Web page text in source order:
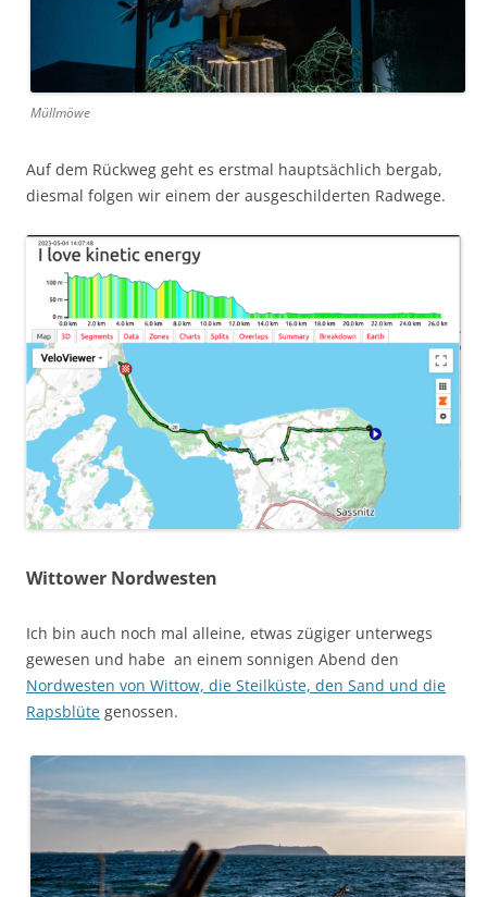
Müllmöwe
Auf dem Rückweg geht es erstmal hauptsächlich bergab,
diesmal folgen wir einem der ausgeschilderten Radwege.
Wittower Nordwesten
Ich bin auch noch mal alleine, etwas zügiger unterwegs
gewesen und habe an einem sonnigen Abend den
Nordwesten von Wittow, die Steilküste, den Sand und die
Rapsblüte genossen.